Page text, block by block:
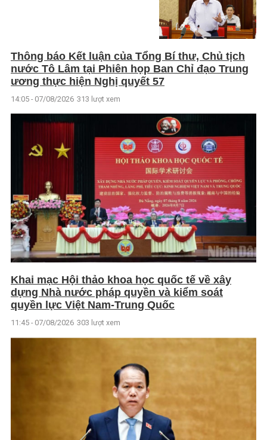
Thông báo Kết luận của Tổng Bí thư, Chủ tịch
nước Tô Lâm tại Phiên họp Ban Chỉ đạo Trung
ương thực hiện Nghị quyết 57
14:05 - 07/08/2026 313 lượt xem
Khai mạc Hội thảo khoa học quốc tế về xây
dựng Nhà nước pháp quyền và kiểm soát
quyền lực Việt Nam-Trung Quốc
11:45 - 07/08/2026 303 lượt xem